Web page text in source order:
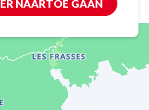
ER NAARTOE GAAN